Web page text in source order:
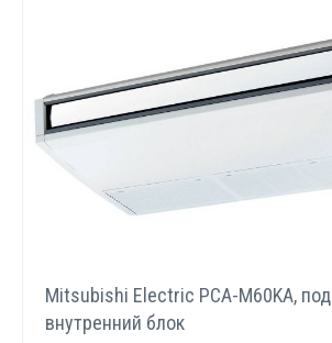
Mitsubishi Electric PCA-M60KA,
внутренний блок